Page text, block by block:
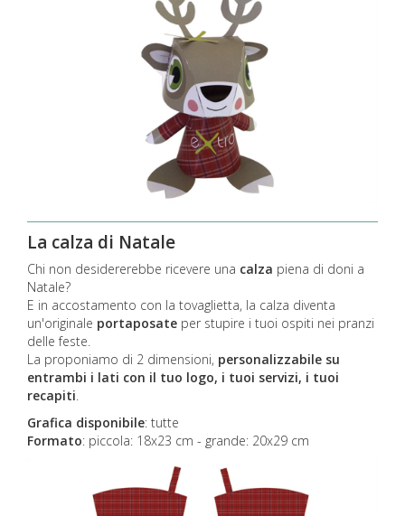
La calza di Natale
Chi non desidererebbe ricevere una calza piena di doni a
Natale?
E in accostamento con la tovaglietta, la calza diventa
un'originale portaposate per stupire i tuoi ospiti nei pranzi
delle feste.
La proponiamo di 2 dimensioni, personalizzabile su
entrambi i lati con il tuo logo, i tuoi servizi, i tuoi
recapiti
Grafica disponibile: tutte
Formato: piccola: 18x23 cm - grande: 20x29 cm